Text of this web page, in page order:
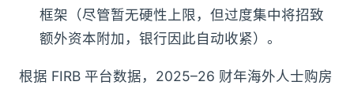
框架（尽管暂无硬性上限，但过度集中将招致
额外资本附加，银行因此自动收紧）。
根据 FIRB 平台数据，2025–26 财年海外人士购房